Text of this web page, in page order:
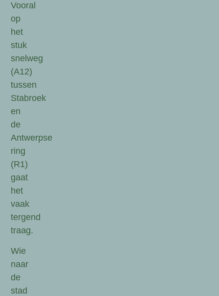
Vooral
op
het
stuk
snelweg
(A12)
tussen
Stabroek
en
de
Antwerpse
ring
(R1)
gaat
het
vaak
tergend
traag.
Wie
naar
de
stad